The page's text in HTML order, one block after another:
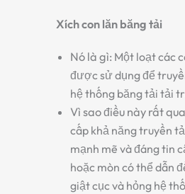
Xích con lăn băng tải
Nó là gì: Một loạt các
được sử dụng để
hệ thống băng tải tải
Vì sao điều này rất
cấp khả năng truyền
mạnh mẽ và đáng tin
hoặc mòn có thể dẫn
giật cục và hỏng hệ